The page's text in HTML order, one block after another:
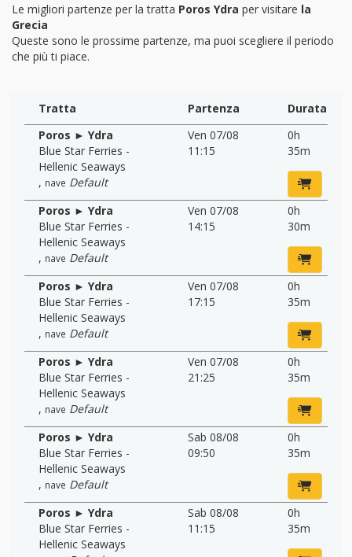
Le migliori partenze per la tratta Poros Ydra per visitare la
Grecia
Queste sono le prossime partenze, ma puoi scegliere il periodo
che più ti piace.
Tratta Partenza
Durata
Poros ► Ydra
Blue Star Ferries -
Hellenic Seaways
, nave Default
Ven 07/08
11:15
0h
35m
Poros ► Ydra
Blue Star Ferries -
Hellenic Seaways
, nave Default
Ven 07/08
14:15
0h
30m
Poros ► Ydra
Blue Star Ferries -
Hellenic Seaways
, nave Default
Ven 07/08
17:15
0h
35m
Poros ► Ydra
Blue Star Ferries -
Hellenic Seaways
, nave Default
Ven 07/08
21:25
0h
35m
Poros ► Ydra
Blue Star Ferries -
Hellenic Seaways
, nave Default
Sab 08/08
09:50
0h
35m
Poros ► Ydra
Blue Star Ferries -
Hellenic Seaways
Sab 08/08
11:15
0h
35m